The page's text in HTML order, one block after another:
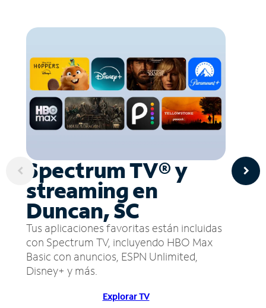
Spectrum TV® y
streaming en
Duncan, SC
Tus aplicaciones favoritas están incluidas
con Spectrum TV, incluyendo HBO Max
Basic con anuncios, ESPN Unlimited,
Disney+ y más.
Explorar TV